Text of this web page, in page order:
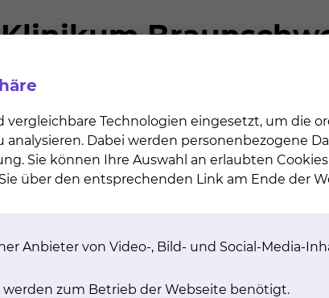
bzw. Wissenschaftlicher Assistent der
vergleichbare Technologien eingesetzt, um die
Dabei werden personenbezogene
Sie können Ihre Auswahl an erlaubten
über den entsprechenden Link am Ende der
Anbieter von Video-, Bild- und Social-Media-
werden zum Betrieb der Webseite benötigt.